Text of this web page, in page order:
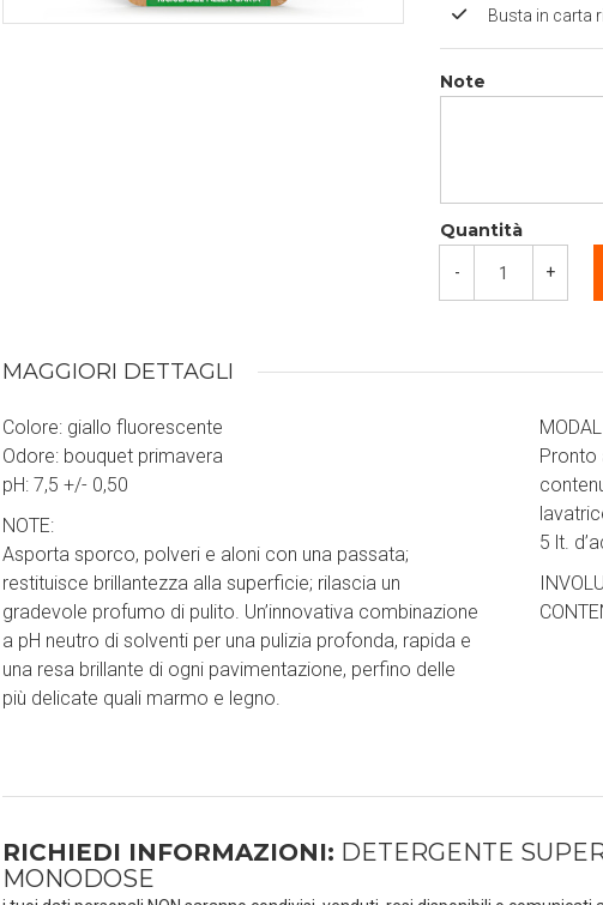
Busta in carta
Note
Quantità
- +
MAGGIORI DETTAGLI
Colore: giallo fluorescente
Odore: bouquet primavera
pH: 7,5 +/- 0,50
NOTE:
Asporta sporco, polveri e aloni con una passata;
restituisce brillantezza alla superficie; rilascia un
gradevole profumo di pulito. Un’innovativa combinazione
a pH neutro di solventi per una pulizia profonda, rapida e
una resa brillante di ogni pavimentazione, perfino delle
più delicate quali marmo e legno.
Pronto
5 lt.
RICHIEDI INFORMAZIONI: DETERGENTE
MONODOSE